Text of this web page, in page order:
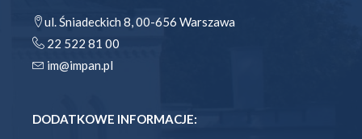
ul. Śniadeckich 8, 00-656 Warszawa
22 522 81 00
im@impan.pl
DODATKOWE INFORMACJE: